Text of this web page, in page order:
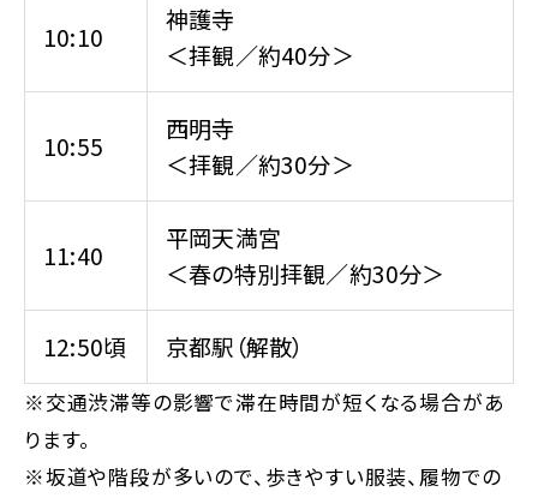
10:10
神護寺
＜拝観／約40分＞
10:55
西明寺
＜拝観／約30分＞
11:40
平岡天満宮
＜春の特別拝観／約30分＞
12:50頃 京都駅（解散）
※交通渋滞等の影響で滞在時間が短くなる場合があ
ります。
※坂道や階段が多いので、歩きやすい服装、履物での